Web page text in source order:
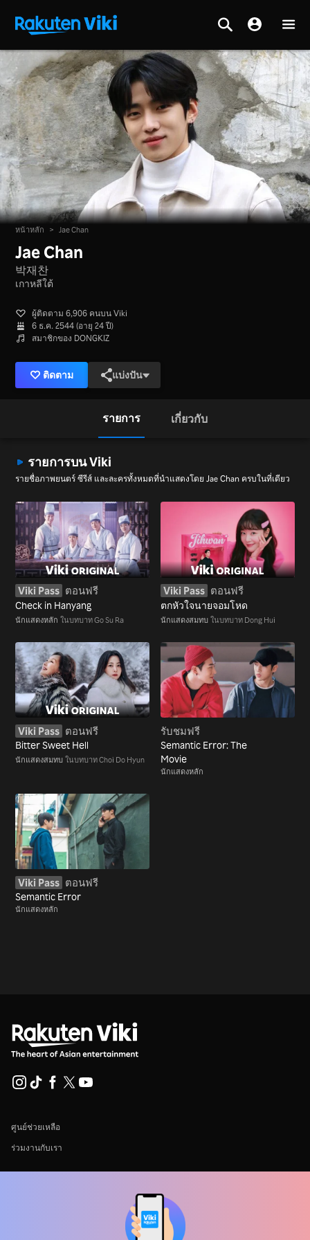
หน้าหลัก > Jae Chan
Jae Chan
박재찬
เกาหลีใต้
ผู้ติดตาม 6,906 คนบน Viki
6 ธ.ค. 2544 (อายุ 24 ปี)
สมาชิกของ DONGKIZ
ติดตาม แบ่งปัน
รายการ เกี่ยวกับ
รายการบน Viki
รายชื่อภาพยนตร์ ซีรีส์ และละครทั้งหมดที่นำแสดงโดย Jae Chan ครบในที่เดียว
Viki Pass ตอนฟรี
Check in Hanyang
นักแสดงหลัก ในบทบาท Go Su Ra
Viki Pass ตอนฟรี
ตกหัวใจนายจอมโหด
นักแสดงสมทบ ในบทบาท Dong Hui
Viki Pass ตอนฟรี
Bitter Sweet Hell
นักแสดงสมทบ ในบทบาท Choi Do Hyun
รับชมฟรี
Semantic Error: The
Movie
นักแสดงหลัก
Viki Pass ตอนฟรี
Semantic Error
นักแสดงหลัก
ศูนย์ช่วยเหลือ
ร่วมงานกับเรา